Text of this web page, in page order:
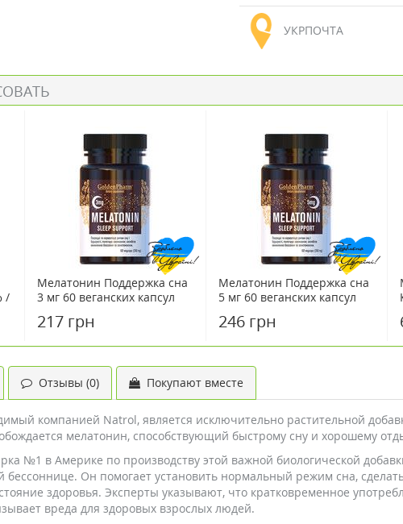
УКРПОЧТА
/
Мелатонин Поддержка сна
3 мг 60 веганских капсул
217 грн
Мелатонин Поддержка сна
5 мг 60 веганских капсул
246 грн
Отзывы (0) Покупают вместе
компанией Natrol, является исключительно растительной
мелатонин, способствующий быстрому сну и хорошему
№1 в Америке по производству этой важной биологической
бессоннице. Он помогает установить нормальный режим сна,
здоровья. Эксперты указывают, что кратковременное
вреда для здоровых взрослых людей.